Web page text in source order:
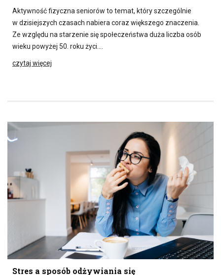
Aktywność fizyczna seniorów to temat, który szczególnie
w dzisiejszych czasach nabiera coraz większego znaczenia.
Ze względu na starzenie się społeczeństwa duża liczba osób
wieku powyżej 50. roku życi….
czytaj więcej
Stres a sposób odżywiania się